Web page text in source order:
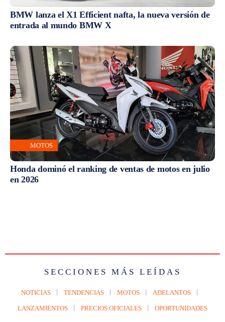
BMW lanza el X1 Efficient nafta, la nueva versión de
entrada al mundo BMW X
MOTOS
Honda dominó el ranking de ventas de motos en julio
en 2026
SECCIONES MÁS LEÍDAS
NOTICIAS TENDENCIAS MOTOS ADELANTOS
LANZAMIENTOS PRECIOS OFICIALES OPORTUNIDADES